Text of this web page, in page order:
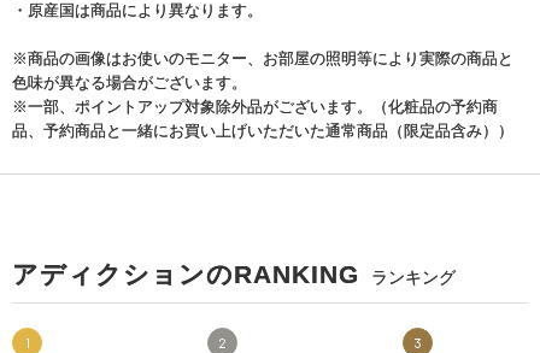
・原産国は商品により異なります。
※商品の画像はお使いのモニター、お部屋の照明等により実際の商品と
色味が異なる場合がございます。
※一部、ポイントアップ対象除外品がございます。（化粧品の予約商
品、予約商品と一緒にお買い上げいただいた通常商品（限定品含み））
アディクションのRANKING ランキング
1 2 3